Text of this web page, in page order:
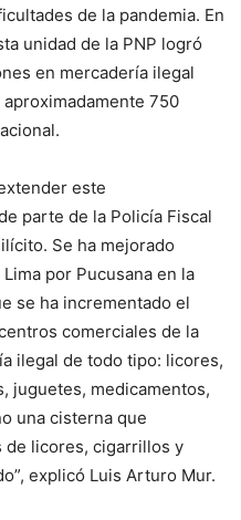
de la pandemia. En
unidad de la PNP logró
en mercadería ilegal
750
este
parte de la Policía Fiscal
Se ha mejorado
por Pucusana en la
se ha incrementado el
comerciales de la
ilegal de todo tipo: licores,
juguetes, medicamentos,
una cisterna que
de licores, cigarrillos y
explicó Luis Arturo Mur.